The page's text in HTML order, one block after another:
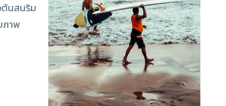
ต้นสนริม
าพ